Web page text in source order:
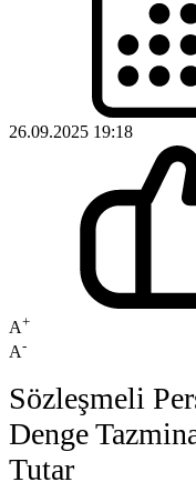
26.09.2025 19:18
A+
A-
Sözleşmeli
Denge
Tutar